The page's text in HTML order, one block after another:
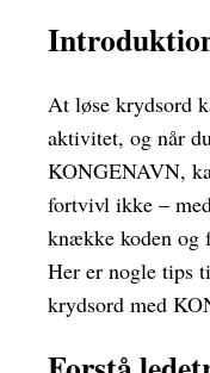
At løse krydsord
aktivitet, og når
KONGENAVN,
fortvivl ikke –
knække koden og
Her er nogle tips
krydsord med